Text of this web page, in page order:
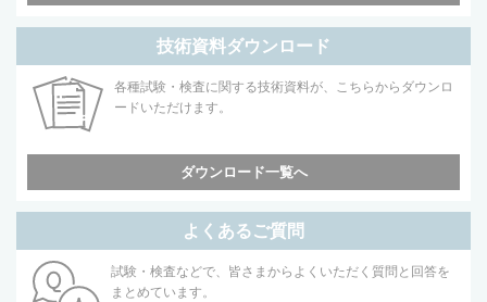
技術資料ダウンロード
各種試験・検査に関する技術資料が、こちらからダウンロ
ードいただけます。
ダウンロード一覧へ
よくあるご質問
試験・検査などで、皆さまからよくいただく質問と回答を
まとめています。